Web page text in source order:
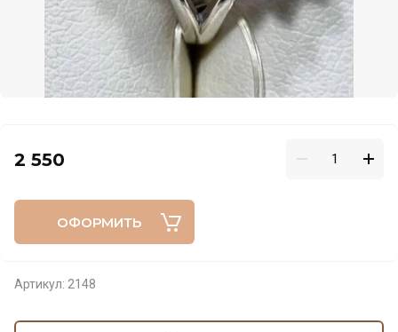
2 550
ОФОРМИТЬ
Артикул: 2148